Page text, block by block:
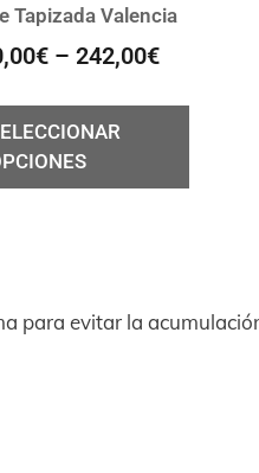
Tapizada Valencia
€– 242,00€
para evitar la